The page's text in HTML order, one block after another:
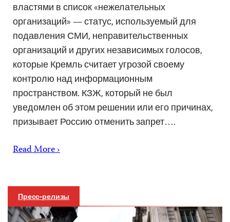
властями в список «нежелательных
организаций» — статус, используемый для
подавления СМИ, неправительственных
организаций и других независимых голосов,
которые Кремль считает угрозой своему
контролю над информационным
пространством. КЗЖ, который не был
уведомлен об этом решении или его причинах,
призывает Россию отменить запрет….
Read More ›
Пресс-релизы